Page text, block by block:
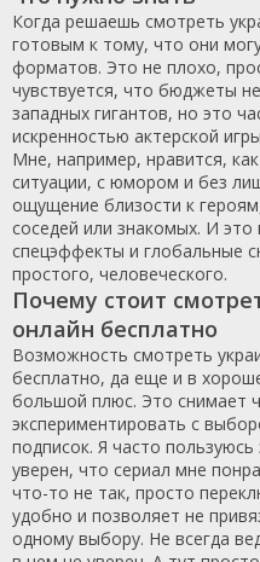
Когда решаешь смотреть
готовым к тому, что они
форматов. Это не плохо,
чувствуется, что бюджеты
западных гигантов, но это
искренностью актерской
Мне, например, нравится,
ситуации, с юмором и без
ощущение близости к
соседей или знакомых. И
спецэффекты и глобальные
простого, человеческого.
Почему стоит
онлайн бесплатно
Возможность смотреть
бесплатно, да еще и в
большой плюс. Это снимает
экспериментировать с
подписок. Я часто
уверен, что сериал мне
что-то не так, просто
удобно и позволяет не
одному выбору. Не всегда